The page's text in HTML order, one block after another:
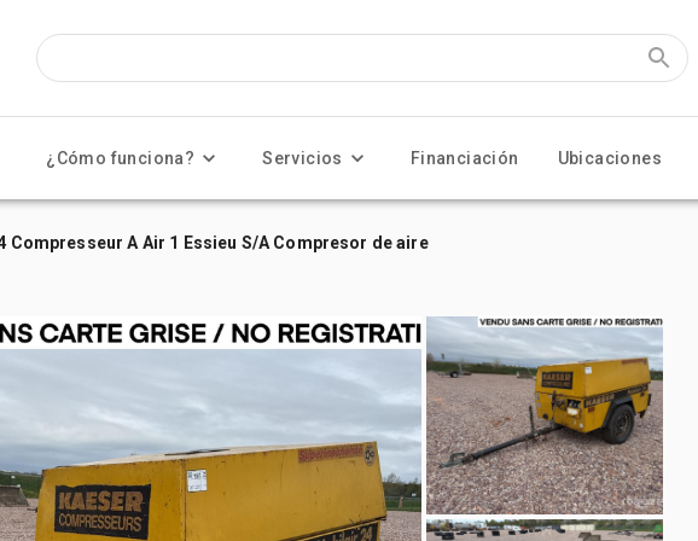
¿Cómo funciona? Servicios Financiación Ubicaciones
Compresseur A Air 1 Essieu S/A Compresor de aire